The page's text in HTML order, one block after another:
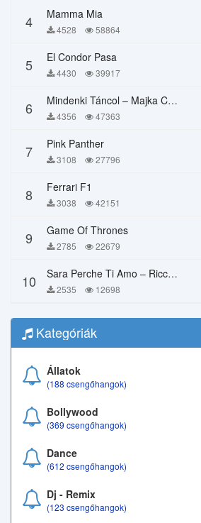
4 Mamma Mia
4528 58864
5 El Condor Pasa
4430 39917
6 Mindenki Táncol – Majka Curtis, Péter Majoros
4356 47363
7 Pink Panther
3108 27796
8 Ferrari F1
3038 42151
9 Game Of Thrones
2785 22679
10 Sara Perche Ti Amo – Ricchi E Poveri
2535 12698
Kategóriák
Állatok
(188 csengőhangok)
Bollywood
(369 csengőhangok)
Dance
(612 csengőhangok)
Dj - Remix
(123 csengőhangok)